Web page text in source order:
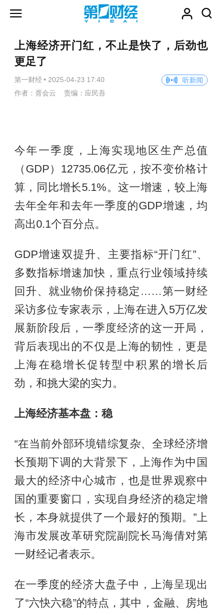
上海经济开门红，不止是快了，后劲也
更足了
第一财经 • 2025-04-23 17:40
听新闻
作者：胥会云 责编：应民吾
今年一季度，上海实现地区生产总值
（GDP）12735.06亿元，按不变价格计
算，同比增长5.1%。这一增速，较上海
去年全年和去年一季度的GDP增速，均
高出0.1个百分点。
GDP增速双提升、主要指标“开门红”、
多数指标增速加快，重点行业领域持续
回升、就业物价保持稳定……第一财经
采访多位专家表示，上海在进入5万亿发
展新阶段后，一季度经济的这一开局，
背后表现出的不仅是上海的韧性，更是
上海在稳增长促转型中积累的增长后
劲，和挑大梁的实力。
上海经济基本盘：稳
“在当前外部环境错综复杂、全球经济增
长预期下调的大背景下，上海作为中国
最大的经济中心城市，也是世界观察中
国的重要窗口，实现自身经济的稳定增
长，本身就提供了一个最好的预期。”上
海市发展改革研究院副院长马海倩对第
一财经记者表示。
在一季度的经济大盘子中，上海呈现出
了“六快六稳”的特点，其中，金融、房地